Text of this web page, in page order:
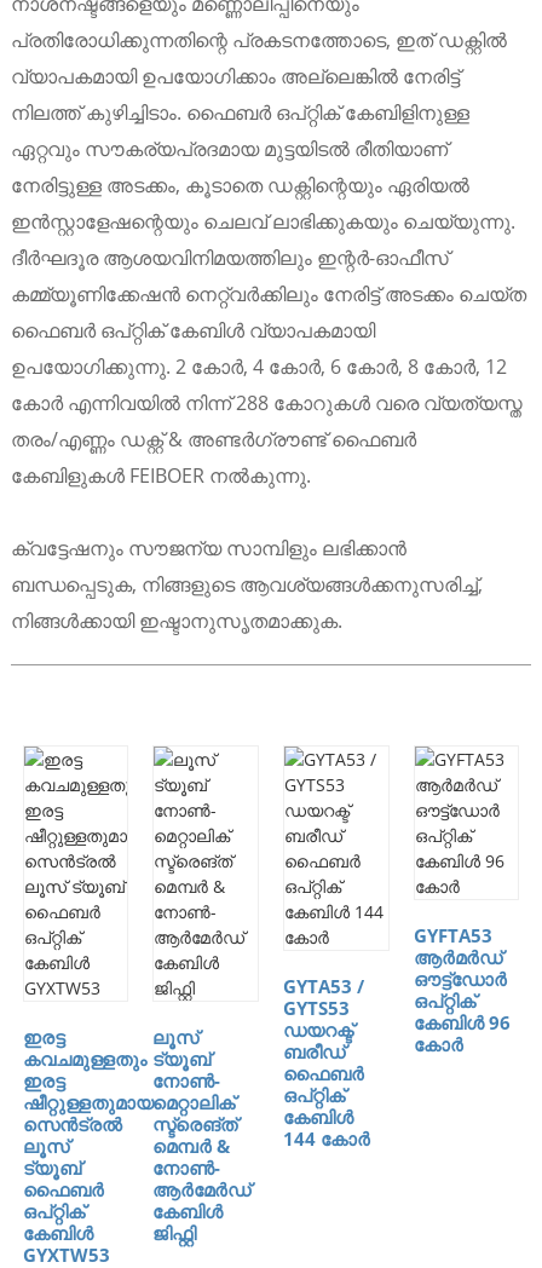
പ്രതിരോധിക്കുന്നതിന്റെ പ്രകടനത്തോടെ, ഇത് ഡക്റ്റിൽ
വ്യാപകമായി ഉപയോഗിക്കാം അല്ലെങ്കിൽ നേരിട്ട്
നിലത്ത് കുഴിച്ചിടാം. ഫൈബർ ഒപ്റ്റിക് കേബിളിനുള്ള
ഏറ്റവും സൗകര്യപ്രദമായ മുട്ടയിടൽ രീതിയാണ്
നേരിട്ടുള്ള അടക്കം, കൂടാതെ ഡക്റ്റിന്റെയും ഏരിയൽ
ഇൻസ്റ്റാളേഷന്റെയും ചെലവ് ലാഭിക്കുകയും ചെയ്യുന്നു.
ദീർഘദൂര ആശയവിനിമയത്തിലും ഇന്റർ-ഓഫീസ്
കമ്മ്യൂണിക്കേഷൻ നെറ്റ്‌വർക്കിലും നേരിട്ട് അടക്കം ചെയ്ത
ഫൈബർ ഒപ്റ്റിക് കേബിൾ വ്യാപകമായി
ഉപയോഗിക്കുന്നു. 2 കോർ, 4 കോർ, 6 കോർ, 8 കോർ, 12
കോർ എന്നിവയിൽ നിന്ന് 288 കോറുകൾ വരെ വ്യത്യസ്ത
തരം/എണ്ണം ഡക്റ്റ് & അണ്ടർഗ്രൗണ്ട് ഫൈബർ
കേബിളുകൾ FEIBOER നൽകുന്നു.
ക്വട്ടേഷനും സൗജന്യ സാമ്പിളും ലഭിക്കാൻ
ബന്ധപ്പെടുക, നിങ്ങളുടെ ആവശ്യങ്ങൾക്കനുസരിച്ച്,
നിങ്ങൾക്കായി ഇഷ്ടാനുസൃതമാക്കുക.
ഇരട്ട
കവചമുള്ളതും
ഇരട്ട
ഷീറ്റുള്ളതുമായ
സെൻട്രൽ
ലൂസ്
ട്യൂബ്
ഫൈബർ
ഒപ്റ്റിക്
കേബിൾ
GYXTW53
ലൂസ്
ട്യൂബ്
നോൺ-
മെറ്റാലിക്
സ്ട്രെങ്ത്
മെമ്പർ &
നോൺ-
ആർമേർഡ്
കേബിൾ
ജിഫ്റ്റി
GYTA53 /
GYTS53
ഡയറക്ട്
ബരീഡ്
ഫൈബർ
ഒപ്റ്റിക്
കേബിൾ
144 കോർ
GYFTA53
ആർമർഡ്
ഔട്ട്‌ഡോർ
ഒപ്റ്റിക്
കേബിൾ 96
കോർ